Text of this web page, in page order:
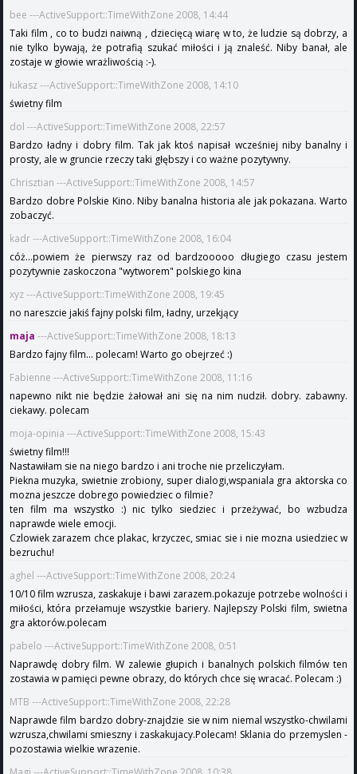
bee ---ActiveSupport::TimeWithZone 2008, 14:44
Taki film , co to budzi naiwną , dziecięcą wiarę w to, że ludzie są dobrzy, a
nie tylko bywają, że potrafią szukać miłości i ją znaleść. Niby banał, ale
zostaje w głowie wrażliwością :-).
łukasz ---ActiveSupport::TimeWithZone 2008, 14:10
świetny film
dol ---ActiveSupport::TimeWithZone 2008, 22:57
Bardzo ładny i dobry film. Tak jak ktoś napisał wcześniej niby banalny i
prosty, ale w gruncie rzeczy taki głębszy i co ważne pozytywny.
Chrisztian ---ActiveSupport::TimeWithZone 2008, 14:57
Bardzo dobre Polskie Kino. Niby banalna historia ale jak pokazana. Warto
zobaczyć.
kadr ---ActiveSupport::TimeWithZone 2008, 16:04
cóż...powiem że pierwszy raz od bardzooooo długiego czasu jestem
pozytywnie zaskoczona "wytworem" polskiego kina
xyz ---ActiveSupport::TimeWithZone 2008, 19:45
no nareszcie jakiś fajny polski film, ładny, urzekjący
maja ---ActiveSupport::TimeWithZone 2008, 18:13
Bardzo fajny film... polecam! Warto go obejrzeć :)
Fabienne ---ActiveSupport::TimeWithZone 2008, 11:16
napewno nikt nie będzie żałował ani się na nim nudził. dobry. zabawny.
ciekawy. polecam
moja-opinia ---ActiveSupport::TimeWithZone 2008, 15:43
świetny film!!!
Nastawiłam sie na niego bardzo i ani troche nie przeliczyłam.
Piekna muzyka, swietnie zrobiony, super dialogi,wspaniala gra aktorska co
mozna jeszcze dobrego powiedziec o filmie?
ten film ma wszystko :) nic tylko siedziec i przeżywać, bo wzbudza
naprawde wiele emocji.
Czlowiek zarazem chce plakac, krzyczec, smiac sie i nie mozna usiedziec w
bezruchu!
aghel ---ActiveSupport::TimeWithZone 2008, 20:24
10/10 film wzrusza, zaskakuje i bawi zarazem.pokazuje potrzebe wolności i
miłości, która przełamuje wszystkie bariery. Najlepszy Polski film, swietna
gra aktorów.polecam
pabelo ---ActiveSupport::TimeWithZone 2008, 0:51
Naprawdę dobry film. W zalewie głupich i banalnych polskich filmów ten
zostawia w pamięci pewne obrazy, do których chce się wracać. Polecam :)
MTB ---ActiveSupport::TimeWithZone 2008, 22:28
Naprawde film bardzo dobry-znajdzie sie w nim niemal wszystko-chwilami
wzrusza,chwilami smieszny i zaskakujacy.Polecam! Sklania do przemyslen -
pozostawia wielkie wrazenie.